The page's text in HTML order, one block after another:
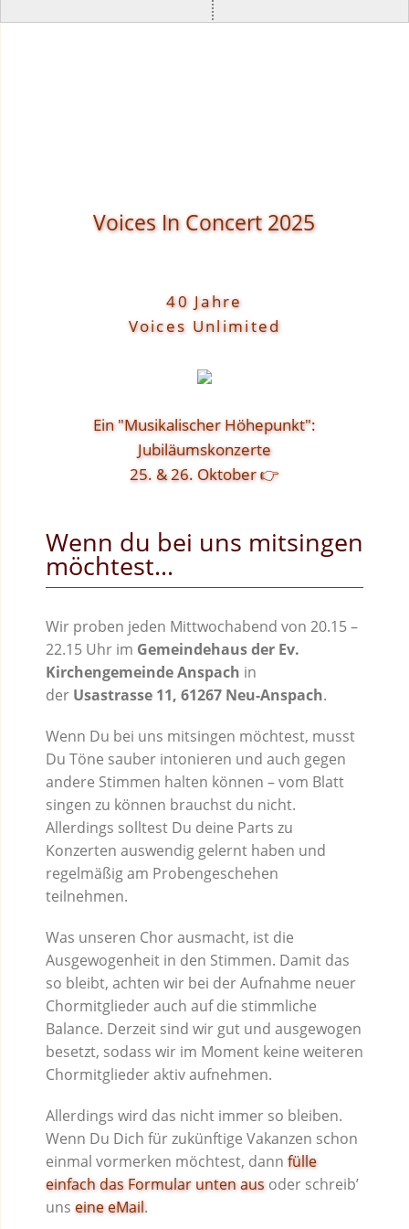
Voices In Concert 2025
40 Jahre
Voices Unlimited
Ein "Musikalischer Höhepunkt":
Jubiläumskonzerte
25. & 26. Oktober 👉
Wenn du bei uns mitsingen
möchtest…
Wir proben jeden Mittwochabend von 20.15 –
22.15 Uhr im Gemeindehaus der Ev.
Kirchengemeinde Anspach in
der Usastrasse 11, 61267 Neu-Anspach.
Wenn Du bei uns mitsingen möchtest, musst
Du Töne sauber intonieren und auch gegen
andere Stimmen halten können – vom Blatt
singen zu können brauchst du nicht.
Allerdings solltest Du deine Parts zu
Konzerten auswendig gelernt haben und
regelmäßig am Probengeschehen
teilnehmen.
Was unseren Chor ausmacht, ist die
Ausgewogenheit in den Stimmen. Damit das
so bleibt, achten wir bei der Aufnahme neuer
Chormitglieder auch auf die stimmliche
Balance. Derzeit sind wir gut und ausgewogen
besetzt, sodass wir im Moment keine weiteren
Chormitglieder aktiv aufnehmen.
Allerdings wird das nicht immer so bleiben.
Wenn Du Dich für zukünftige Vakanzen schon
einmal vormerken möchtest, dann fülle
einfach das Formular unten ausoder schreib’
uns eine eMail.